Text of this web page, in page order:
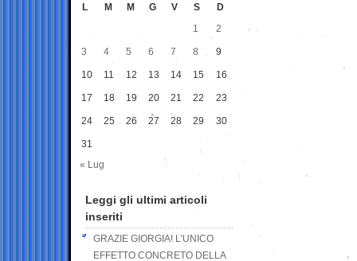
L M M G V S
D
1
2
3 4 5 6 7 8 9
10 11 12 13 14 15 16
17 18 19 20 21 22 23
24 25 26 27 28 29 30
31
« Lug
Leggi gli ultimi articoli
inseriti
GRAZIE GIORGIA! L’UNICO
EFFETTO CONCRETO DELLA